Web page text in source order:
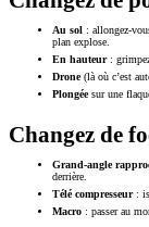
Au sol : allongez-
plan explose.
En hauteur:
Drone(là où c’est
Plongéesur une
Changez de
Grand-angle
derrière.
Télé compresseur:
Macro : passer au